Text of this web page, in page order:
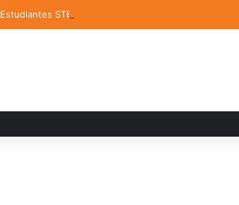
Estudiantes STEM de la UDLAP destacan en el MUTVI